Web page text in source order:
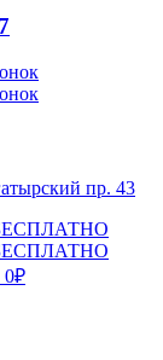
пр. 43
БЕСПЛАТНО
БЕСПЛАТНО
0₽